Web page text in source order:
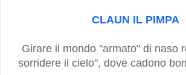
CLAUN IL PIMPA
Girare il mondo "armato" di naso
sorridere il cielo", dove cadono